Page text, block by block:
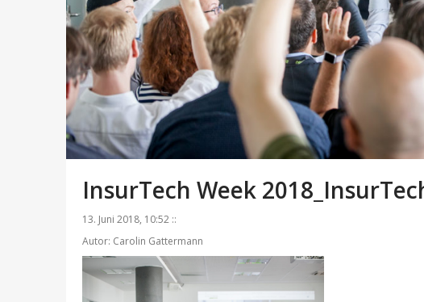
InsurTech Week
13. Juni 2018, 10:52 ::
Autor: Carolin Gattermann